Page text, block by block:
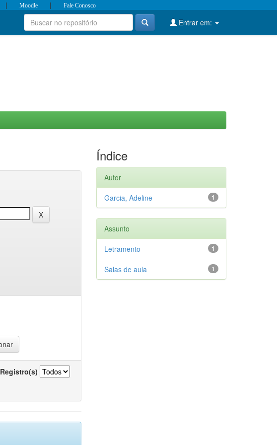
| Moodle | Fale Conosco
Entrar em:
Registro(s)
Índice
Autor
1
Garcia, Adeline
Assunto
1
Letramento
1
Salas de aula